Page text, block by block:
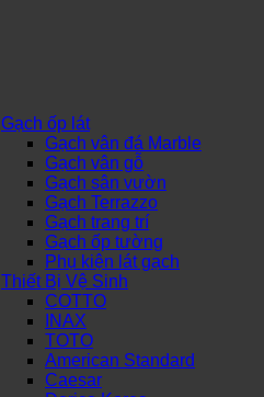
Gạch ốp lát
Gạch vân đá Marble
Gạch vân gỗ
Gạch sân vườn
Gạch Terrazzo
Gạch trang trí
Gạch ốp tường
Phụ kiện lát gạch
Thiết Bị Vệ Sinh
COTTO
INAX
TOTO
American Standard
Caesar